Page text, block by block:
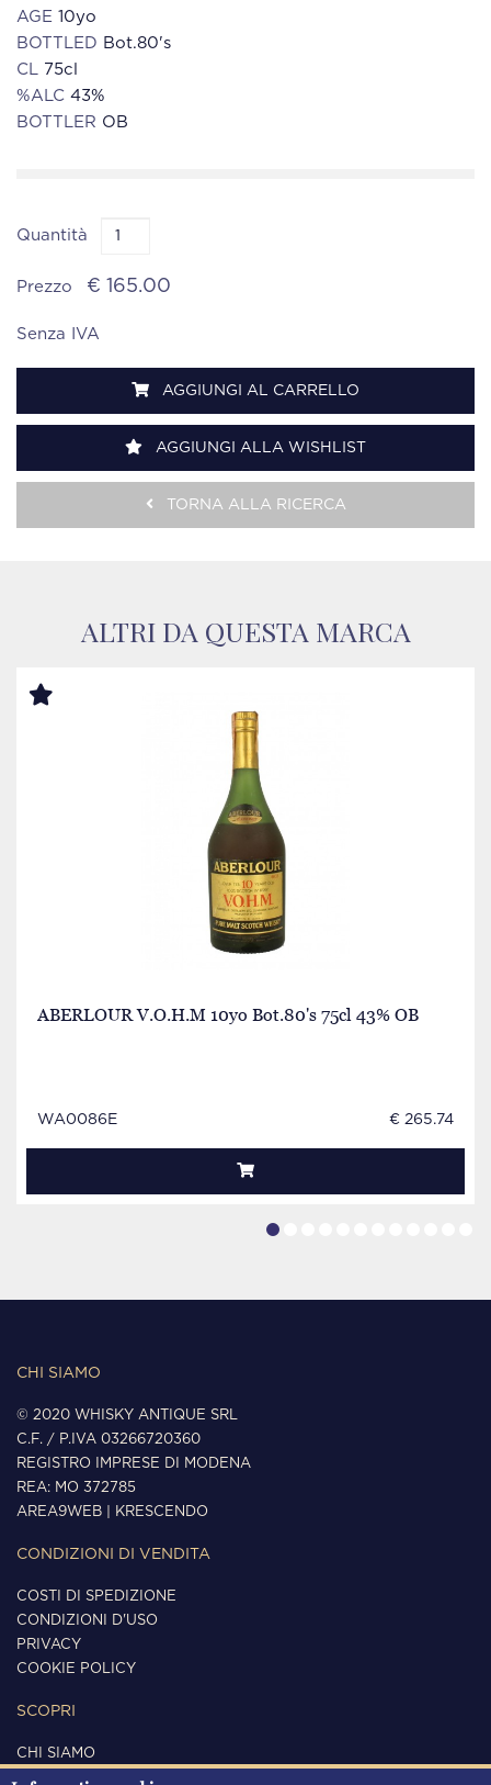
AGE 10yo
BOTTLED Bot.80's
CL 75cl
%ALC 43%
BOTTLER OB
Quantità
Prezzo € 165.00
Senza IVA
AGGIUNGI AL CARRELLO
AGGIUNGI ALLA WISHLIST
TORNA ALLA RICERCA
ALTRI DA QUESTA MARCA
ABERLOUR V.O.H.M 10yo Bot.80's 75cl 43% OB
WA0086E € 265.74
CHI SIAMO
© 2020 WHISKY ANTIQUE SRL
C.F. / P.IVA 03266720360
REGISTRO IMPRESE DI MODENA
REA: MO 372785
AREA9WEB
KRESCENDO
CONDIZIONI DI VENDITA
COSTI DI SPEDIZIONE
CONDIZIONI D'USO
PRIVACY
COOKIE POLICY
SCOPRI
CHI SIAMO
CONTATTI